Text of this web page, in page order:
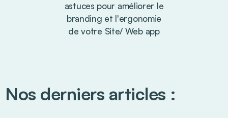
astuces pour améliorer le
branding et l'ergonomie
de votre Site/ Web app
Nos derniers articles :